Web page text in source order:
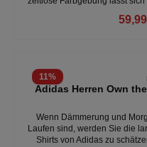
Outfits. Basierend auf
Temperaturen• Reguläre
Passform• Dunkelbraune
unkomplizierten Look•
Gegenstände und warme
einen
11%
Adidas Herren Own
Wenn Dämmerung und
Laufen sind, werden Sie die
Shirts von Adidas zu